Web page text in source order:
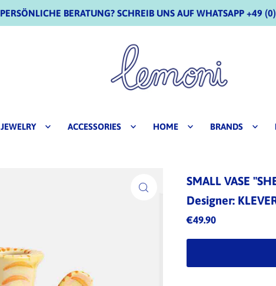
PERSÖNLICHE BERATUNG? SCHREIB UNS AUF WHATSAPP +49
JEWELRY ACCESSORIES HOME BRANDS
SMALL VASE
Designer:
€49.90